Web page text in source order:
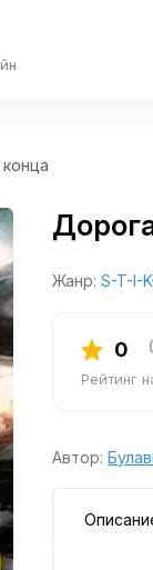
Жанр: S-T-I-
0
Рейтинг
Автор: